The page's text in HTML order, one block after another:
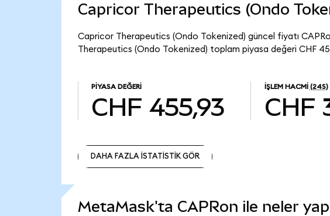
Capricor Therapeutics (Ondo
Capricor Therapeutics (Ondo Tokenized) güncel fiyatı
Therapeutics (Ondo Tokenized) toplam piyasa değeri CHF
PIYASA DEĞERI
CHF 455,93
İŞLEM HACMI (24S)
CHF
DAHA FAZLA İSTATİSTİK GÖR
MetaMask'ta CAPRon ile neler